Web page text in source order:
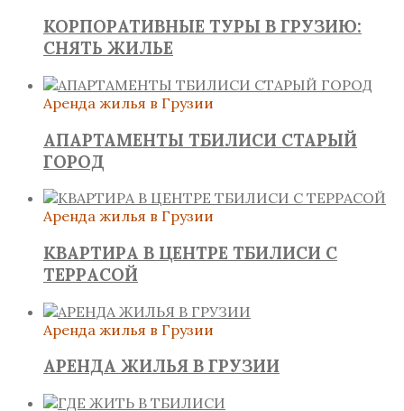
КОРПОРАТИВНЫЕ ТУРЫ В ГРУЗИЮ:
СНЯТЬ ЖИЛЬЕ
Аренда жилья в Грузии
АПАРТАМЕНТЫ ТБИЛИСИ СТАРЫЙ
ГОРОД
Аренда жилья в Грузии
КВАРТИРА В ЦЕНТРЕ ТБИЛИСИ С
ТЕРРАСОЙ
Аренда жилья в Грузии
АРЕНДА ЖИЛЬЯ В ГРУЗИИ